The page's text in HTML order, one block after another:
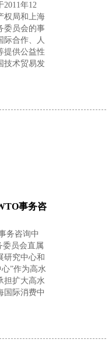
年12
权局和上海
委员会的事
际合作、人
提供公益性
技术贸易发
事务咨
务咨询中
委员会直属
研究中心和
”作为高水
担扩大高水
国际消费中